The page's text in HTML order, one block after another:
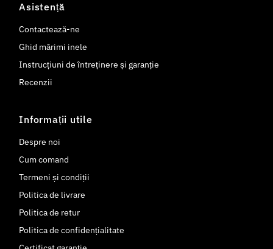
Asistență
Contactează-ne
Ghid mărimi inele
Instrucțiuni de întreținere și garanție
Recenzii
Informații utile
Despre noi
Cum comand
Termeni și condiții
Politica de livrare
Politica de retur
Politica de confidențialitate